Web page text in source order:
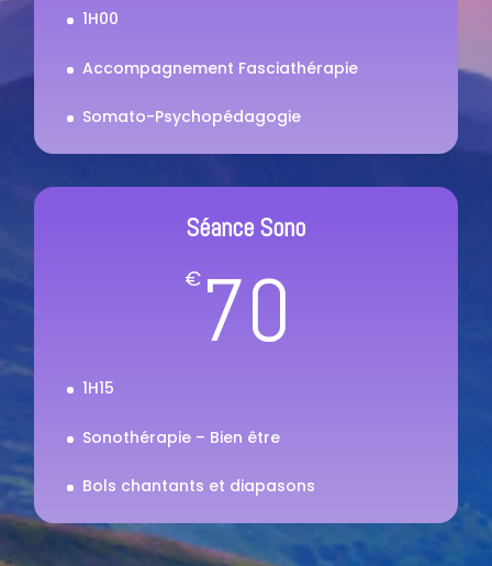
1H00
Accompagnement Fasciathérapie
Somato-Psychopédagogie
Séance Sono
€70
1H15
Sonothérapie – Bien être
Bols chantants et diapasons